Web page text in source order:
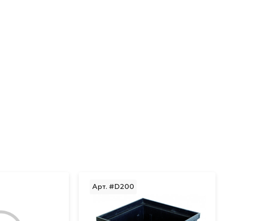
Арт. #D200